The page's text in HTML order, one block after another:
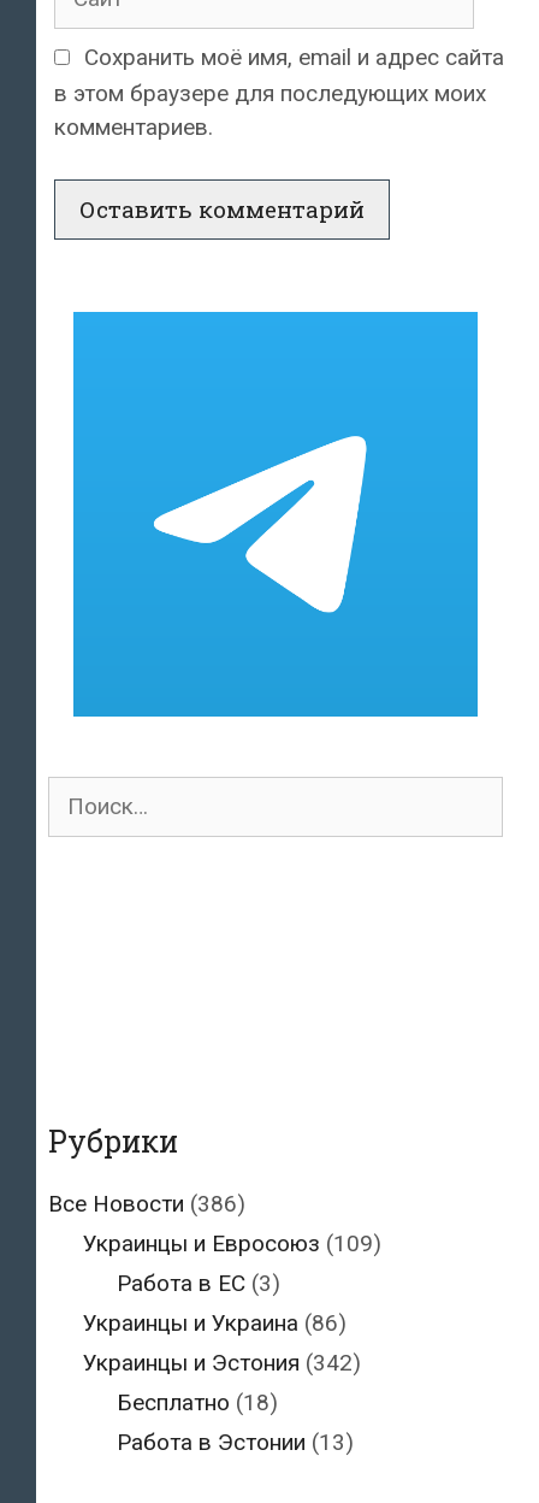
Сохранить моё имя, email и адрес сайта
в этом браузере для последующих моих
комментариев.
Поиск
Рубрики
Все Новости (386)
Украинцы и Евросоюз (109)
Работа в ЕС (3)
Украинцы и Украина (86)
Украинцы и Эстония (342)
Бесплатно (18)
Работа в Эстонии (13)